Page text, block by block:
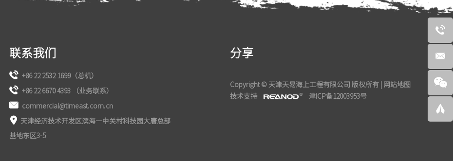
联系我们
+86 22 2532 1699（总机）
+86 22 6670 4393 （业务联系）
commercial@timeast.com.cn
天津经济技术开发区滨海—中关村科技园大唐总部
基地东区3-5
分享
Copyright © 天津天易海上工程有限公司 版权所有 | 网站地图
技术支持
津ICP备12003953号